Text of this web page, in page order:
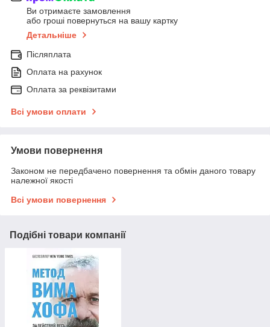
Ви отримаєте замовлення
або гроші повернуться на вашу картку
Детальніше
Післяплата
Оплата на рахунок
Оплата за реквізитами
Всі умови оплати
Умови повернення
Законом не передбачено повернення та обмін даного товару
належної якості
Всі умови повернення
Подібні товари компанії